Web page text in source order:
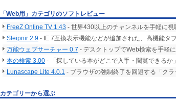
「Web用」カテゴリのソフトレビュー
FreeZ Online TV 1.43 - 世界430以上のチャンネルを手軽に
Sleipnir 2.9 - IE 7互換表示機能などが追加された、高機能タ
万能ウェブサーチャー 0.7 - デスクトップでWeb検索を手軽
本の検索 3.00 - 「探している本がどこで入手・閲覧できるか
Lunascape Lite 4.0.1 - ブラウザの強制終了を回避する「ク
カテゴリーから選ぶ